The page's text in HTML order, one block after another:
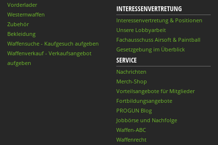
Vorderlader
Westernwaffen
Zubehör
Bekleidung
Waffensuche - Kaufgesuch aufgeben
Waffenverkauf - Verkaufsangebot
aufgeben
INTERESSENVERTRETUNG
Interessenvertretung & Positionen
Unsere Lobbyarbeit
Fachausschuss Airsoft & Paintball
Gesetzgebung im Überblick
SERVICE
Nachrichten
Merch-Shop
Vorteilsangebote für Mitglieder
Fortbildungsangebote
PROGUN Blog
Jobbörse und Nachfolge
Waffen-ABC
Waffenrecht